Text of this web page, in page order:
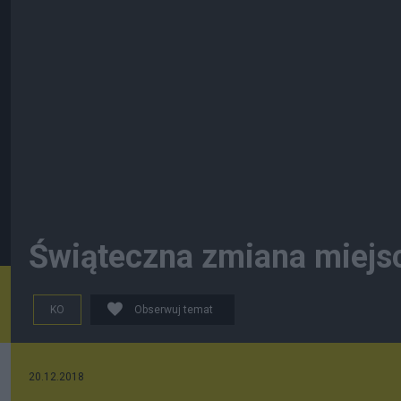
Świąteczna zmiana
KO Obserwuj temat
20.12.2018